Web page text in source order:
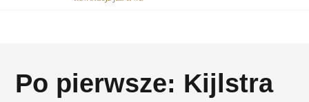
Po pierwsze: Kijlstra